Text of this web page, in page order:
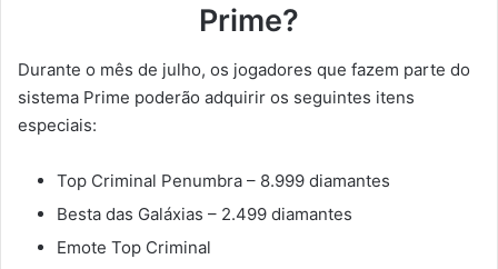
Prime?
Durante o mês de julho, os jogadores que fazem parte do
sistema Prime poderão adquirir os seguintes itens
especiais:
Top Criminal Penumbra – 8.999 diamantes
Besta das Galáxias – 2.499 diamantes
Emote Top Criminal